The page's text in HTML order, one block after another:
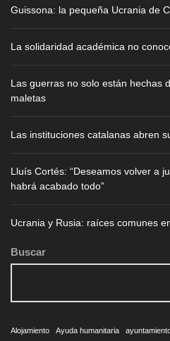
Guissona: la pequeña Ucrania de
La solidaridad académica no
Las guerras no solo están hechas
maletas
Las instituciones catalanas abren
Lluís Cortés: “Deseamos volver a
habrá acabado todo”
Ucrania y Rusia: raíces comunes
Buscar
Alojamiento Ayuda humanitaria